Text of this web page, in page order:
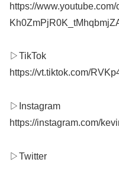
https://
▷TikTok
https://vt.tiktok.com/
▷Instagram
https://instagram.com/
▷Twitter